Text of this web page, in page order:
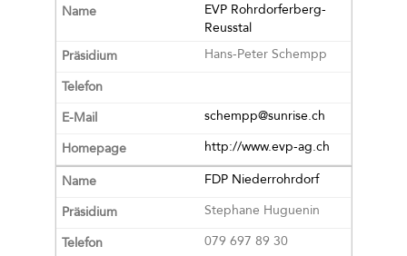
EVP Rohrdorferberg-
Reusstal
Hans-Peter Schempp
schempp@sunrise.ch
http://www.evp-ag.ch
FDP Niederrohrdorf
Stephane Huguenin
079 697 89 30